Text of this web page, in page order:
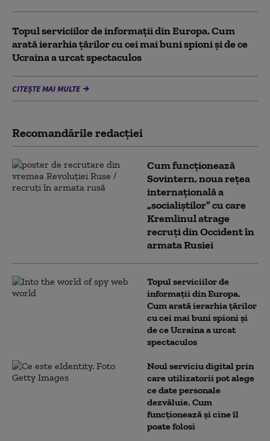
Topul serviciilor de informații din Europa. Cum
arată ierarhia țărilor cu cei mai buni spioni și de ce
Ucraina a urcat spectaculos
CITEȘTE MAI MULTE
Recomandările redacţiei
Cum funcționează
Sovintern, noua rețea
internațională a
„socialiștilor” cu care
Kremlinul atrage
recruți din Occident în
armata Rusiei
Topul serviciilor de
informații din Europa.
Cum arată ierarhia țărilor
cu cei mai buni spioni și
de ce Ucraina a urcat
spectaculos
Noul serviciu digital prin
care utilizatorii pot alege
ce date personale
dezvăluie. Cum
funcționează și cine îl
poate folosi